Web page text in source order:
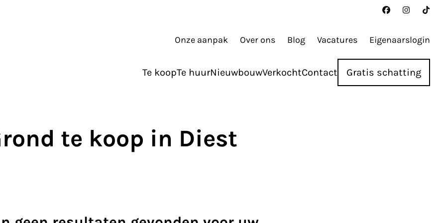
Onze aanpak Over ons Blog Vacatures Eigenaarslogin
Te koopTe huurNieuwbouwVerkochtContact Gratis schatting
te koop in Diest